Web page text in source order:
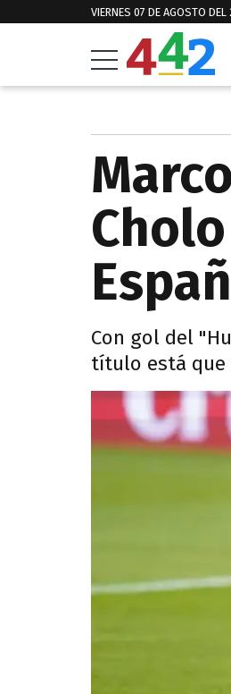
VIERNES 07 DE AGOSTO
Con gol del
título está que